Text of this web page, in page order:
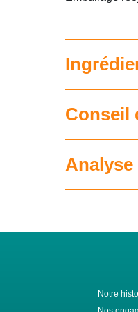
Conseil
Notre